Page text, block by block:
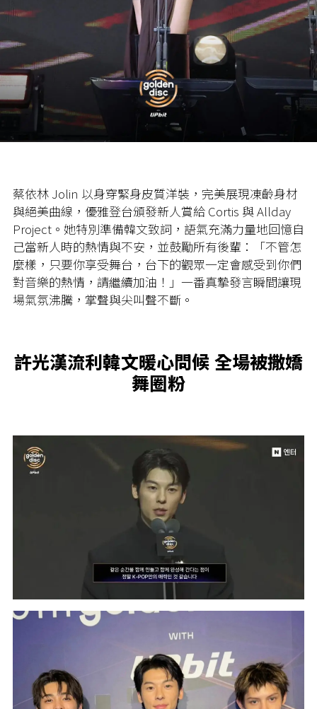
蔡依林 Jolin 以身穿緊身皮質洋裝，完美展現凍齡身材
與絕美曲線，優雅登台頒發新人賞給 Cortis 與 Allday
Project。她特別準備韓文致詞，語氣充滿力量地回憶自
己當新人時的熱情與不安，並鼓勵所有後輩：「不管怎
麼樣，只要你享受舞台，台下的觀眾一定會感受到你們
對音樂的熱情，請繼續加油！」一番真摯發言瞬間讓現
場氣氛沸騰，掌聲與尖叫聲不斷。
許光漢流利韓文暖心問候 全場被撒嬌
舞圈粉